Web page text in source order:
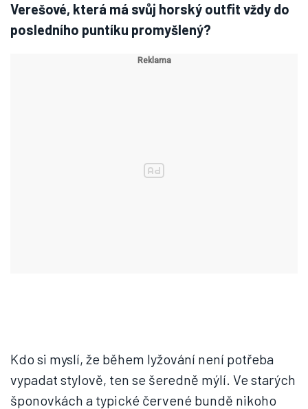
Verešové, která má svůj horský outfit vždy do
posledního puntíku promyšlený?
Kdo si myslí, že během lyžování není potřeba
vypadat stylově, ten se šeredně mýlí. Ve starých
šponovkách a typické červené bundě nikoho